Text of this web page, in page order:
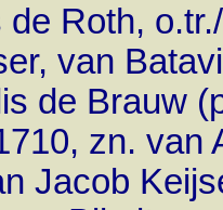
Roth, o.tr./
van
de Brauw
zn. van
Jacob